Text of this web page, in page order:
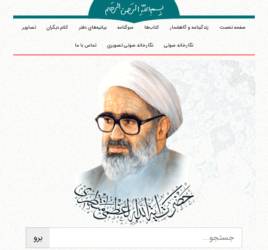
صفحه نخست زندگینامه و گاهشمار کتاب‌ها سوگنامه بیانیه‌های دفتر کلام دیگران تصاویر
نگارخانه صوتی نگارخانه صوتی تصویری تماس با ما